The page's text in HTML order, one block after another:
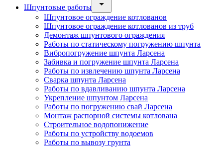
Шпунтовые работы
Шпунтовое ограждение котлованов
Шпунтовое ограждение котлованов из труб
Демонтаж шпунтового ограждения
Работы по статическому погружению шпунта
Вибропогружение шпунта Ларсена
Забивка и погружение шпунта Ларсена
Работы по извлечению шпунта Ларсена
Сварка шпунта Ларсена
Работы по вдавливанию шпунта Ларсена
Укрепление шпунтом Ларсена
Работы по погружению свай Ларсена
Монтаж распорной системы котлована
Строительное водопонижение
Работы по устройству водоемов
Работы по вывозу грунта